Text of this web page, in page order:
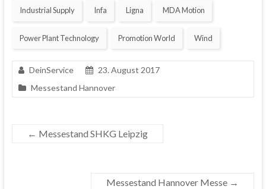
Industrial Supply Infa Ligna MDA Motion
Power Plant Technology Promotion World Wind
DeinService
23. August 2017
Messestand Hannover
← Messestand SHKG Leipzig
Messestand Hannover Messe →